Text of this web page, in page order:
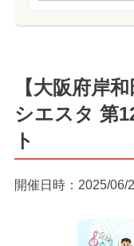
【大阪府岸
シエスタ 第
ト
開催日時：2025/06/